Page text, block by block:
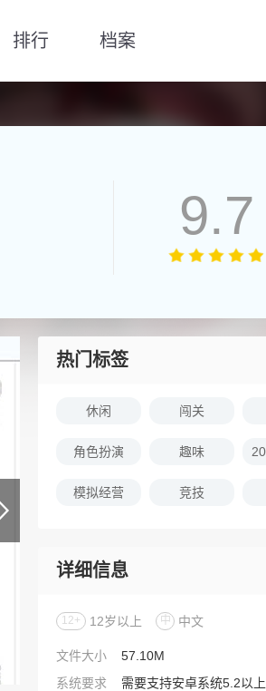
排行 档案
9.7
热门标签
休闲 闯关
角色扮演 趣味
模拟经营 竞技
详细信息
12+ 12岁以上 中 中文
文件大小
57.10M
系统要求
需要支持安卓系统5.2以上